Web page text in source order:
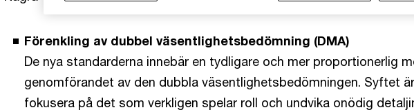
Förenkling av dubbel väsentlighetsbedömning (DMA)
De nya standarderna innebär en tydligare och mer proportionerlig
genomförandet av den dubbla väsentlighetsbedömningen. Syftet
fokusera på det som verkligen spelar roll och undvika onödig